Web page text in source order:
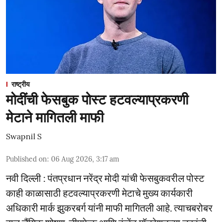
राष्ट्रीय
मोदींची फेसबुक पोस्ट हटवल्याप्रकरणी
मेटाने मागितली माफी
Swapnil S
Published on: 06 Aug 2026, 3:17 am
नवी दिल्ली : पंतप्रधान नरेंद्र मोदी यांची फेसबुकवरील पोस्ट
काही काळासाठी हटवल्याप्रकरणी मेटाचे मुख्य कार्यकारी
अधिकारी मार्क झुकरबर्ग यांनी माफी मागितली आहे. त्याचबरोबर